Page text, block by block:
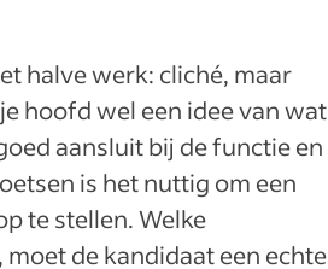
halve werk: cliché, maar
hoofd wel een idee van wat
aansluit bij de functie en
is het nuttig om een
te stellen. Welke
de kandidaat een echte